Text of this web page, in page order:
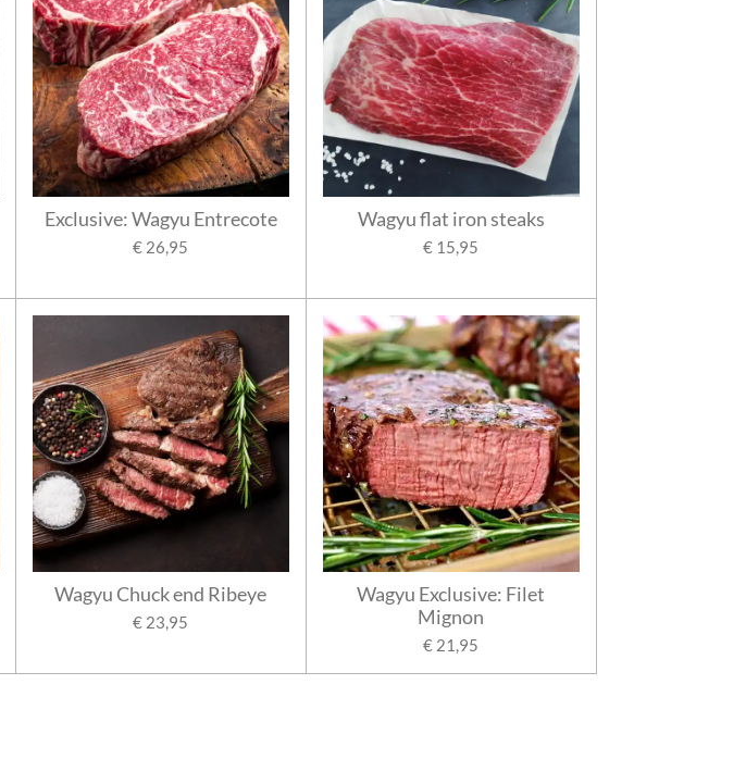
Exclusive: Wagyu Entrecote
€ 26,95
Wagyu flat iron steaks
€ 15,95
Wagyu Chuck end Ribeye
€ 23,95
Wagyu Exclusive: Filet
Mignon
€ 21,95